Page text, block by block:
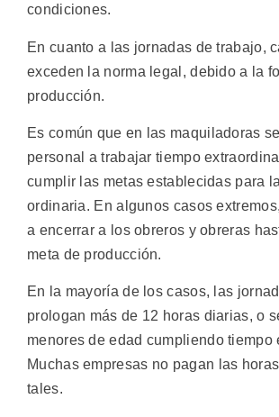
condiciones.
En cuanto a las jornadas de trabajo,
exceden la norma legal, debido a la
producción.
Es común que en las maquiladoras
personal a trabajar tiempo
cumplir las metas establecidas para
ordinaria. En algunos casos
a encerrar a los obreros y obreras
meta de producción.
En la mayoría de los casos, las
prologan más de 12 horas diarias, o
menores de edad cumpliendo tiempo
Muchas empresas no pagan las
tales.